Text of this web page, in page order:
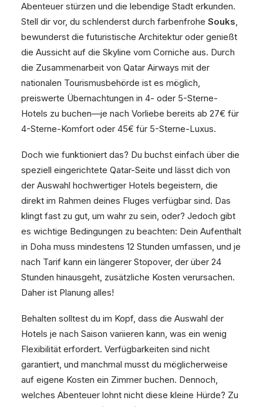
Abenteuer stürzen und die lebendige Stadt erkunden.
Stell dir vor, du schlenderst durch farbenfrohe Souks,
bewunderst die futuristische Architektur oder genießt
die Aussicht auf die Skyline vom Corniche aus. Durch
die Zusammenarbeit von Qatar Airways mit der
nationalen Tourismusbehörde ist es möglich,
preiswerte Übernachtungen in 4- oder 5-Sterne-
Hotels zu buchen—je nach Vorliebe bereits ab 27€ für
4-Sterne-Komfort oder 45€ für 5-Sterne-Luxus.
Doch wie funktioniert das? Du buchst einfach über die
speziell eingerichtete Qatar-Seite und lässt dich von
der Auswahl hochwertiger Hotels begeistern, die
direkt im Rahmen deines Fluges verfügbar sind. Das
klingt fast zu gut, um wahr zu sein, oder? Jedoch gibt
es wichtige Bedingungen zu beachten: Dein Aufenthalt
in Doha muss mindestens 12 Stunden umfassen, und je
nach Tarif kann ein längerer Stopover, der über 24
Stunden hinausgeht, zusätzliche Kosten verursachen.
Daher ist Planung alles!
Behalten solltest du im Kopf, dass die Auswahl der
Hotels je nach Saison variieren kann, was ein wenig
Flexibilität erfordert. Verfügbarkeiten sind nicht
garantiert, und manchmal musst du möglicherweise
auf eigene Kosten ein Zimmer buchen. Dennoch,
welches Abenteuer lohnt nicht diese kleine Hürde? Zu